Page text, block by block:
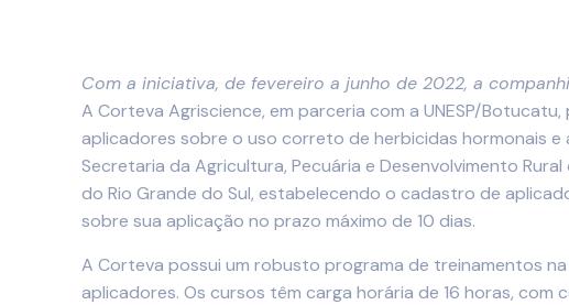
Com a iniciativa,de fevereiro a junho de 2022, a
A Corteva Agriscience, em parceria com a UNESP/
aplicadores sobre o uso correto de herbicidas hormonais
Secretaria da Agricultura, Pecuária e Desenvolvimento
do Rio Grande do Sul, estabelecendo o cadastro de
sobre sua aplicação no prazo máximo de 10 dias.
A Corteva possui um robusto programa de treinamentos
aplicadores. Os cursos têm carga horária de 16 horas,